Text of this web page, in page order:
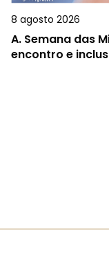
8 agosto 2026
A. Semana das
encontro e